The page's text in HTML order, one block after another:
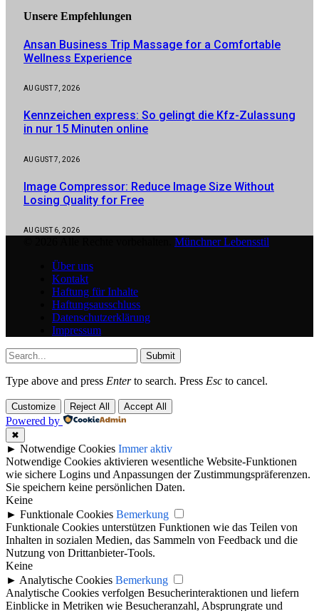
Unsere Empfehlungen
Ansan Business Trip Massage for a Comfortable
Wellness Experience
AUGUST 7, 2026
Kennzeichen express: So gelingt die Kfz-Zulassung
in nur 15 Minuten online
AUGUST 7, 2026
Image Compressor: Reduce Image Size Without
Losing Quality for Free
AUGUST 6, 2026
Münchner Lebensstil
Über uns
Kontakt
Haftung für Inhalte
Haftungsausschluss
Datenschutzerklärung
Impressum
Submit
Type above and press Enterto search. Press Esc to cancel.
Customize Reject All Accept All
Powered by
✖
► Notwendige Cookies Immer aktiv
Notwendige Cookies aktivieren wesentliche Website-Funktionen
wie sichere Logins und Anpassungen der Zustimmungspräferenzen.
Sie speichern keine persönlichen Daten.
Keine
► Funktionale Cookies Bemerkung
Funktionale Cookies unterstützen Funktionen wie das Teilen von
Inhalten in sozialen Medien, das Sammeln von Feedback und die
Nutzung von Drittanbieter-Tools.
Keine
► Analytische Cookies Bemerkung
Analytische Cookies verfolgen Besucherinteraktionen und liefern
Einblicke in Metriken wie Besucheranzahl, Absprungrate und